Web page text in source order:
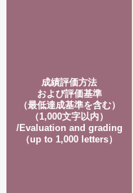
成績評価方法
および評価基準
（最低達成基準を含む）
（1,000文字以内）
/Evaluation and grading
（up to 1,000 letters）